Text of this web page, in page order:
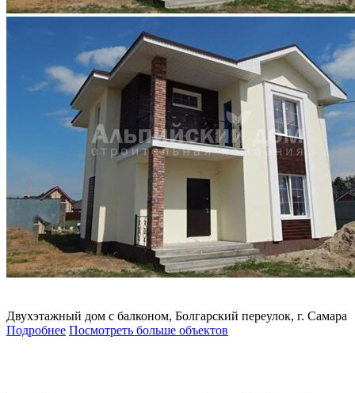
Двухэтажный дом с балконом, Болгарский переулок, г. Самара
Подробнее Посмотреть больше объектов